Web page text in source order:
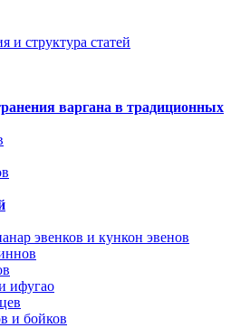
и структура статей
варгана в традиционных
эвенков и кункон эвенов
ифугао
и бойков